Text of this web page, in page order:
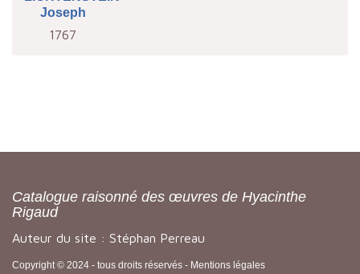
Joseph
1767
Catalogue raisonné des œuvres de Hyacinthe
Rigaud
Auteur du site : Stéphan Perreau
Copyright © 2024 - tous droits réservés - Mentions légales